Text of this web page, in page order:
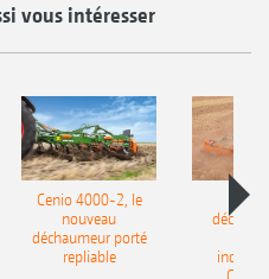
vous intéresser
Cenio 4000-2, le
nouveau
déchaumeur porté
repliable